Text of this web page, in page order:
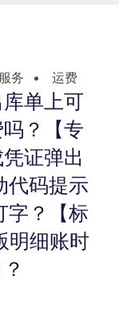
务 运费
库单上可
？【专
证弹出
代码提示
字？【标
明细账时